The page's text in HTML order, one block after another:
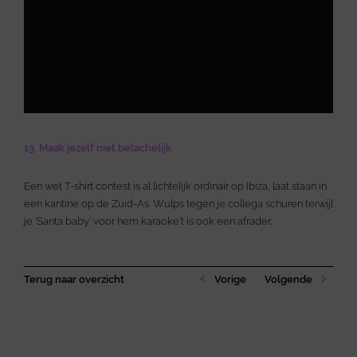
13. Maak jezelf niet belachelijk
Een wet T-shirt contest is al lichtelijk ordinair op Ibiza, laat staan in
een kantine op de Zuid-As. Wulps tegen je collega schuren terwijl
je ‘Santa baby’ voor hem karaoke’t is ook een afrader.
Terug naar overzicht Vorige Volgende